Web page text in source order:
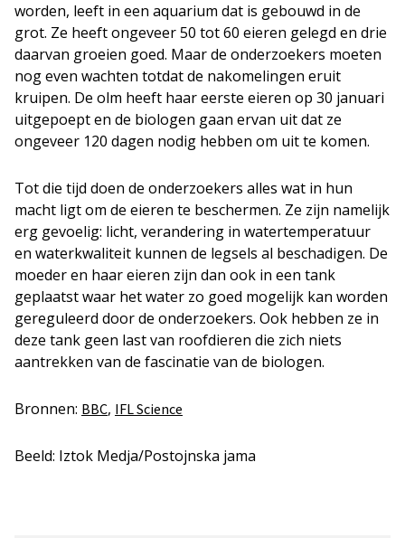
worden, leeft in een aquarium dat is gebouwd in de
grot. Ze heeft ongeveer 50 tot 60 eieren gelegd en drie
daarvan groeien goed. Maar de onderzoekers moeten
nog even wachten totdat de nakomelingen eruit
kruipen. De olm heeft haar eerste eieren op 30 januari
uitgepoept en de biologen gaan ervan uit dat ze
ongeveer 120 dagen nodig hebben om uit te komen.
Tot die tijd doen de onderzoekers alles wat in hun
macht ligt om de eieren te beschermen. Ze zijn namelijk
erg gevoelig: licht, verandering in watertemperatuur
en waterkwaliteit kunnen de legsels al beschadigen. De
moeder en haar eieren zijn dan ook in een tank
geplaatst waar het water zo goed mogelijk kan worden
gereguleerd door de onderzoekers. Ook hebben ze in
deze tank geen last van roofdieren die zich niets
aantrekken van de fascinatie van de biologen.
Bronnen: BBC, IFL Science
Beeld: Iztok Medja/Postojnska jama